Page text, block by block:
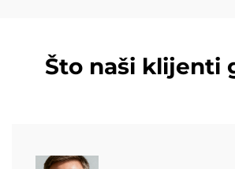
Što naši klijenti